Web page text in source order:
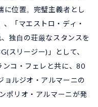
に位置。完璧主義者とし
「マエストロ・ディ・
独自の荘厳なスタンスを
スリージー)」として、
ンコ・フェレと共に、80
ョルジオ・アルマーニの
ポリオ・アルマーニが発